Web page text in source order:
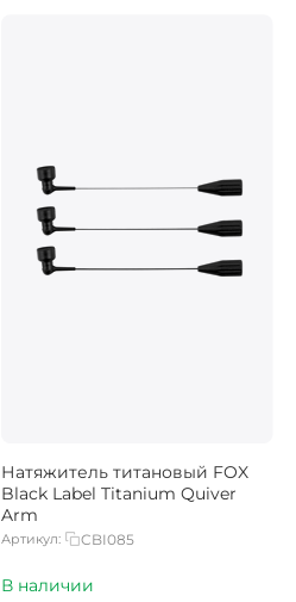
Натяжитель титановый FOX
Black Label Titanium Quiver
Arm
Артикул: CBI085
В наличии